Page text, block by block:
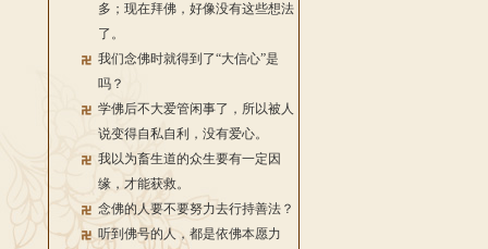
多；现在拜佛，好像没有这些想法
了。
我们念佛时就得到了“大信心”是
吗？
学佛后不大爱管闲事了，所以被人
说变得自私自利，没有爱心。
我以为畜生道的众生要有一定因
缘，才能获救。
念佛的人要不要努力去行持善法？
听到佛号的人，都是依佛本愿力